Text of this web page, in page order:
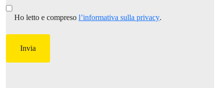
Ho letto e compreso l’informativa sulla privacy.